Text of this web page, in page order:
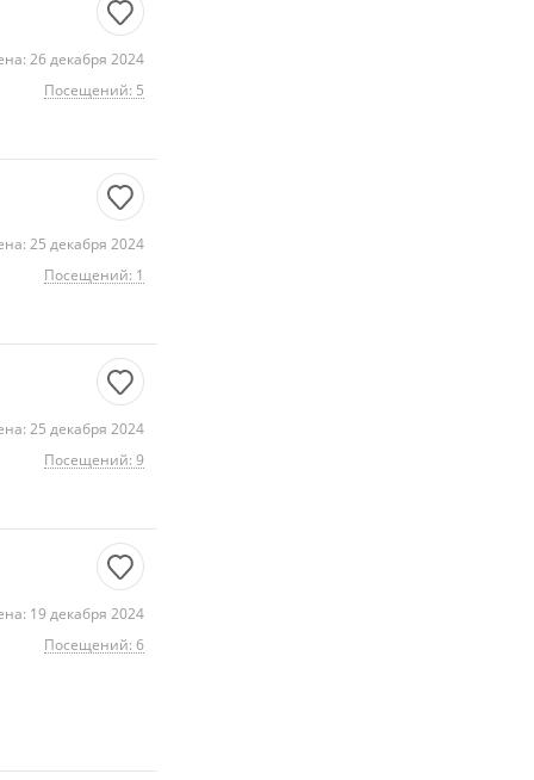
26 декабря 2024
Посещений: 5
25 декабря 2024
Посещений: 1
25 декабря 2024
Посещений: 9
19 декабря 2024
Посещений: 6